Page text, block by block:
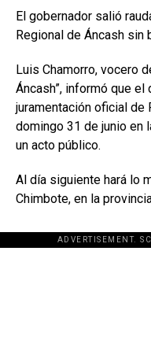
El gobernador salió
Regional de Áncash sin
Luis Chamorro, vocero
Áncash”, informó que
juramentación oficial
domingo 31 de junio en
un acto público.
Al día siguiente hará lo
Chimbote, en la
ADVERTISEMENT.